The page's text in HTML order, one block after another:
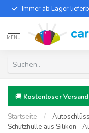
Immer ab Lager
MENU
🚚 Kostenloser Versand
Startseite /
Schutzhülle aus Silikon -